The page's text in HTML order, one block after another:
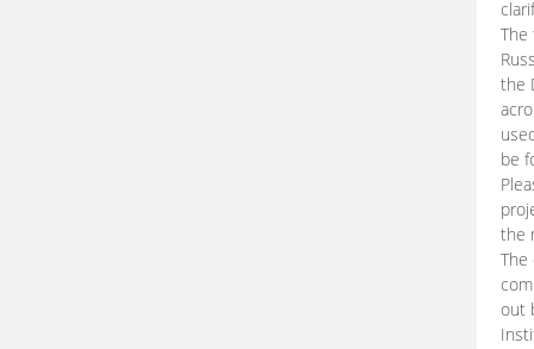
The
the
be
the
The
out